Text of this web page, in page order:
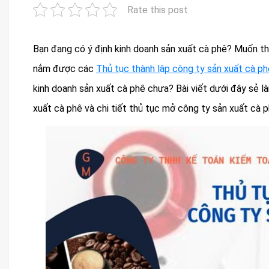
Rate this post
Bạn đang có ý định kinh doanh sản xuất cà phê? Muốn
nắm được các Thủ tục thành lập công ty sản xuất cà
kinh doanh sản xuất cà phê chưa? Bài viết dưới đây sẻ
xuất cà phê và chi tiết thủ tục mở công ty sản xuất cà